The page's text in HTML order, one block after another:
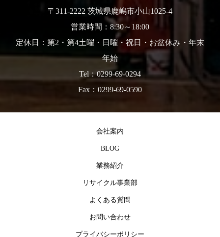
〒311-2222 茨城県鹿嶋市小山1025-4
営業時間：8:30～18:00
定休日：第2・第4土曜・日曜・祝日・お盆休み・年末
年始
Tel：0299-69-0294
Fax：0299-69-0590
会社案内
BLOG
業務紹介
リサイクル事業部
よくある質問
お問い合わせ
プライバシーポリシー